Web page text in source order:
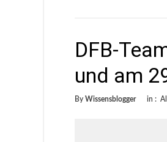
DFB-
und am
By Wissensblogger in :